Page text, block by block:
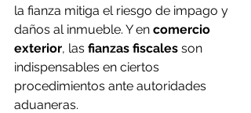
la fianza mitiga el riesgo de impago y
daños al inmueble. Y en comercio
exterior, las fianzas fiscales son
indispensables en ciertos
procedimientos ante autoridades
aduaneras.